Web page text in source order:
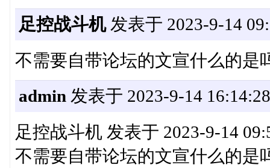
足控战斗机发表于 2023-9-14
不需要自带论坛的文宣什么的是
admin 发表于 2023-9-14 16:14:28
足控战斗机 发表于 2023-9-14
不需要自带论坛的文宣什么的是